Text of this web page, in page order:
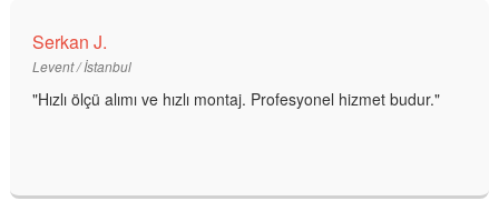
Serkan J.
Levent / İstanbul
"Hızlı ölçü alımı ve hızlı montaj. Profesyonel hizmet budur."